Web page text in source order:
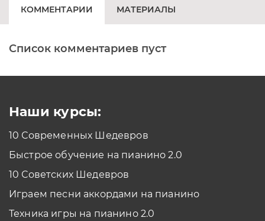
Печатная клавиатура
Как проходить задания в тренажерах с
помощью Планшета/телефона?
КОММЕНТАРИИ МАТЕРИАЛЫ
Список комментариев пуст
Наши курсы:
10 Современных Шедевров
Быстрое обучение на пианино 2.0
10 Советских Шедевров
Играем песни аккордами на пианино
Техника игры на пианино 2.0